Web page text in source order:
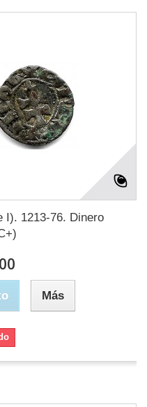
I). 1213-76. Dinero
Más